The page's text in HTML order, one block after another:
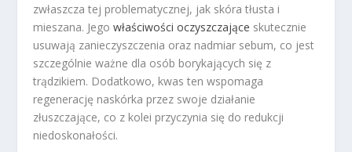
zwłaszcza tej problematycznej, jak skóra tłusta i
mieszana. Jegowłaściwości oczyszczające skutecznie
usuwają zanieczyszczenia oraz nadmiar sebum, co jest
szczególnie ważne dla osób borykających się z
trądzikiem. Dodatkowo, kwas ten wspomaga
regenerację naskórka przez swoje działanie
złuszczające, co z kolei przyczynia się do redukcji
niedoskonałości.